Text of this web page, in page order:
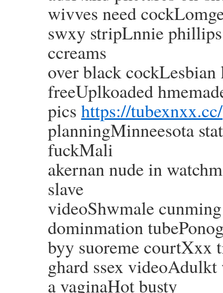
wivves need
swxy stripLnnie
ccreams
over black
freeUplkoaded
pics https://tubexnxx.cc/
planningMinneesota
fuckMali
akernan nude in
slave
videoShwmale
dominmation
byy suoreme courtXxx
ghard ssex
a vaginaHot busty